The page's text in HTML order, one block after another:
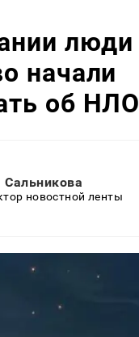
люди
начали
об НЛО
Сальникова
новостной ленты